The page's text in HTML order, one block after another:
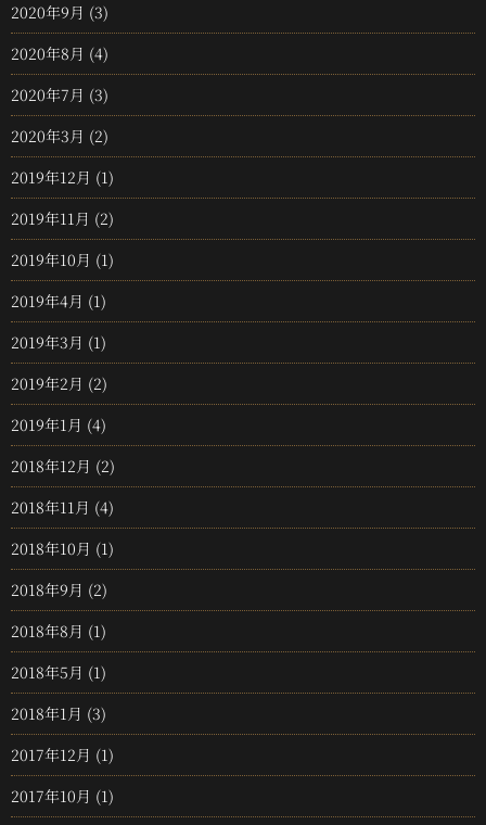
2020年9月 (3)
2020年8月 (4)
2020年7月 (3)
2020年3月 (2)
2019年12月 (1)
2019年11月 (2)
2019年10月 (1)
2019年4月 (1)
2019年3月 (1)
2019年2月 (2)
2019年1月 (4)
2018年12月 (2)
2018年11月 (4)
2018年10月 (1)
2018年9月 (2)
2018年8月 (1)
2018年5月 (1)
2018年1月 (3)
2017年12月 (1)
2017年10月 (1)